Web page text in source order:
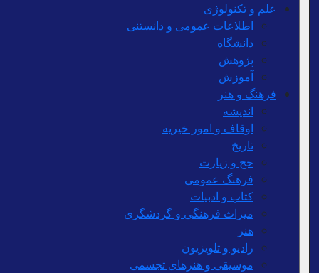
علم و تکنولوژی
اطلاعات عمومی و دانستنی
دانشگاه
پژوهش
آموزش
فرهنگ و هنر
اندیشه
اوقاف و امور خیریه
تاریخ
حج و زیارت
فرهنگ عمومی
کتاب و ادبیات
میراث فرهنگی و گردشگری
هنر
رادیو و تلویزیون
موسیقی و هنرهای تجسمی